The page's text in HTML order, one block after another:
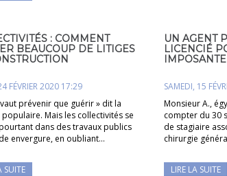
: COMMENT
BEAUCOUP DE LITIGES
FÉVRIER 2020 17:29
prévenir que guérir » dit la
populaire. Mais les collectivités se
dans des travaux publics
envergure, en oubliant…
SUITE
UN AGENT
LICENCIÉ
SAMEDI, 15
Monsieur A.,
compter du 30
de stagiaire
chirurgie
LIRE LA SUITE